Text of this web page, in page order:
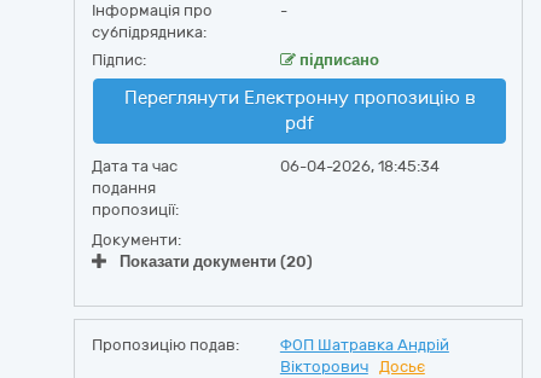
Інформація про
субпідрядника:
-
Підпис: підписано
Переглянути Електронну пропозицію в
pdf
Дата та час
подання
пропозиції:
06-04-2026, 18:45:34
Документи:
Показати документи (20)
Пропозицію подав:
ФОП Шатравка Андрій
Вікторович
Досьє